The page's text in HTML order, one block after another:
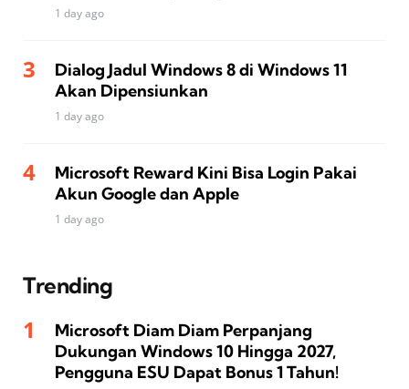
1 day ago
Dialog Jadul Windows 8 di Windows 11
Akan Dipensiunkan
1 day ago
Microsoft Reward Kini Bisa Login Pakai
Akun Google dan Apple
1 day ago
Trending
Microsoft Diam Diam Perpanjang
Dukungan Windows 10 Hingga 2027,
Pengguna ESU Dapat Bonus 1 Tahun!